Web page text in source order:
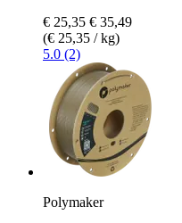
€ 25,35 € 35,49
(€ 25,35 / kg)
5.0 (2)
Polymaker